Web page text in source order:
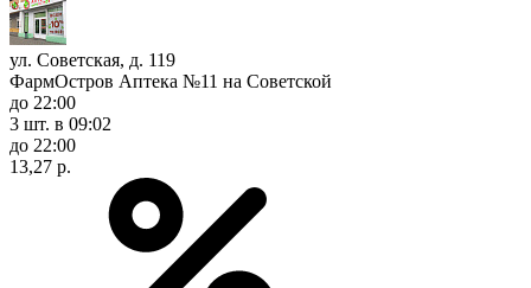
ул. Советская, д. 119
ФармОстров Аптека №11 на Советской
до 22:00
3 шт. в 09:02
до 22:00
13,27 р.